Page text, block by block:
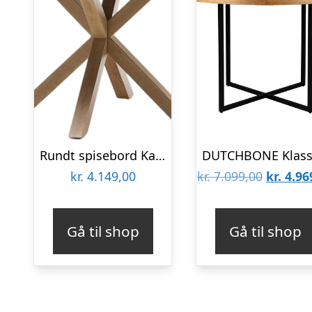
Rundt spisebord Kave Home Argo Ø120 cm sort/natur, MDF & stålben
kr. 4.149,00
Gå til shop
kr.7.099,00 Den
var:
kr.
kr.
Gå til shop